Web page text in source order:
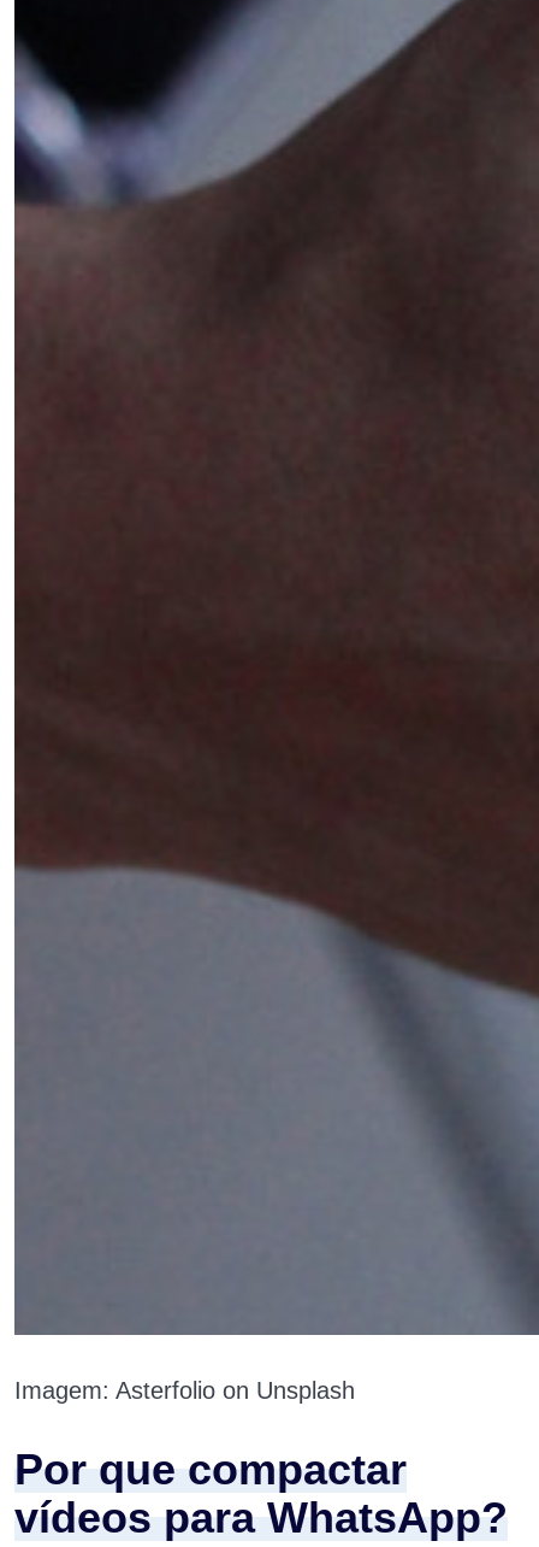
Imagem: Asterfolio on Unsplash
Por que compactar
vídeos para WhatsApp?